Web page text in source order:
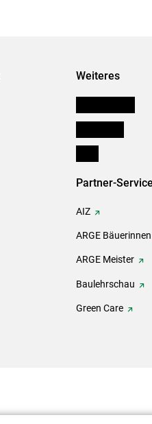
Weiteres
Partner-
AIZ
ARGE Bäuerinnen
ARGE Meister
Baulehrschau
Green Care